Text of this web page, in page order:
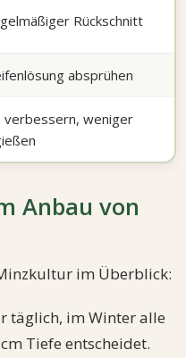
Rückschnitt
absprühen
verbessern, weniger
Anbau von
im Überblick:
täglich, im Winter alle
Tiefe entscheidet.